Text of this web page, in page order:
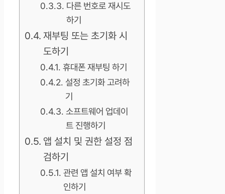
다른 번호로 재시도
하기
재부팅 또는 초기화 시
도하기
휴대폰 재부팅 하기
설정 초기화 고려하
기
소프트웨어 업데이
트 진행하기
앱 설치 및 권한 설정 점
검하기
관련 앱 설치 여부 확
인하기